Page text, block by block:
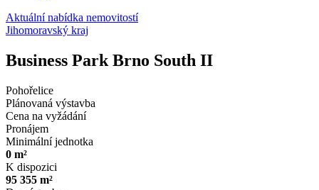
Aktuální nabídka nemovitostí
Jihomoravský kraj
Business Park Brno South II
Pohořelice
Plánovaná výstavba
Cena na vyžádání
Pronájem
Minimální jednotka
0 m²
K dispozici
95 355 m²